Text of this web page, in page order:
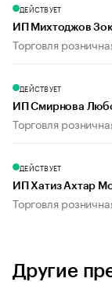
ДЕЙСТВУЕТ
ИП Михтоджов
Торговля
ДЕЙСТВУЕТ
ИП Смирнова
Торговля
ДЕЙСТВУЕТ
ИП Хатиз Ахтар
Торговля
Другие